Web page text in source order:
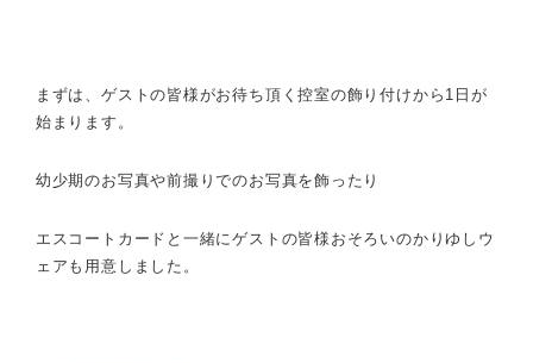
まずは、ゲストの皆様がお待ち頂く控室の飾り付けから1日が
始まります。
幼少期のお写真や前撮りでのお写真を飾ったり
エスコートカードと一緒にゲストの皆様おそろいのかりゆしウ
ェアも用意しました。